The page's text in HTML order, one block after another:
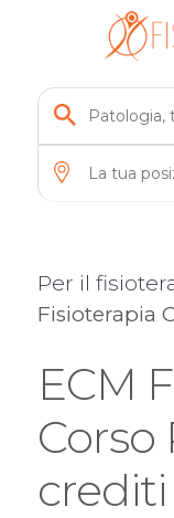
Per il
Fisioterapia
ECM
Corso
crediti